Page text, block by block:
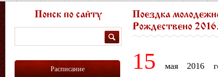
Поездка
Рождествено
15 мая 2016
Поиск по сайту
Расписание